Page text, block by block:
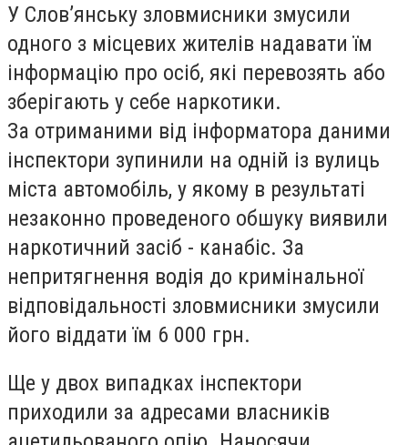
У Слов’янську зловмисники змусили
одного з місцевих жителів надавати їм
інформацію про осіб, які перевозять або
зберігають у себе наркотики.
За отриманими від інформатора даними
інспектори зупинили на одній із вулиць
міста автомобіль, у якому в результаті
незаконно проведеного обшуку виявили
наркотичний засіб - канабіс. За
непритягнення водія до кримінальної
відповідальності зловмисники змусили
його віддати їм 6 000 грн.
Ще у двох випадках інспектори
приходили за адресами власників